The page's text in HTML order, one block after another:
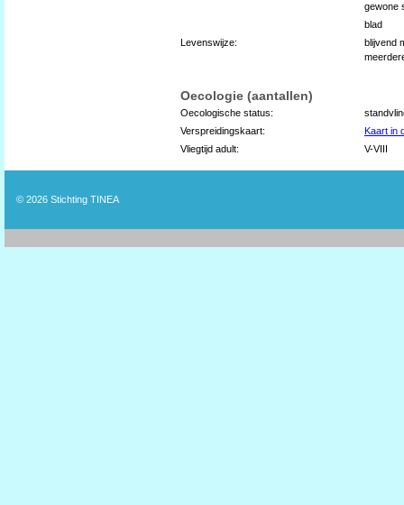
gewone
blad
Levenswijze:
blijvend
Oecologie (aantallen)
Oecologische status:
Verspreidingskaart:
Kaart in
Vliegtijd adult:
V-VIII
© 2026 Stichting TINEA